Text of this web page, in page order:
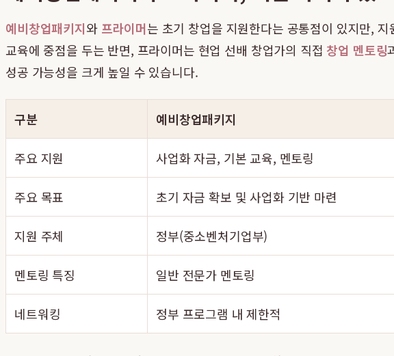
예비창업패키지와 프라이머는 초기 창업을 지원한다는 공통점이 있지만,
교육에 중점을 두는 반면, 프라이머는 현업 선배 창업가의 직접 창업 멘토링
성공 가능성을 크게 높일 수 있습니다.
구분 예비창업패키지
주요 지원 사업화 자금, 기본 교육, 멘토링
주요 목표 초기 자금 확보 및 사업화 기반 마련
지원 주체 정부(중소벤처기업부)
멘토링 특징 일반 전문가 멘토링
네트워킹 정부 프로그램 내 제한적